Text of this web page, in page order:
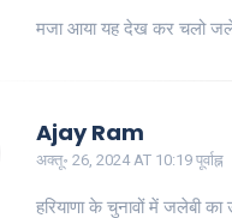
मजा आया यह देख कर चलो
Ajay Ram
अक्तू॰ 26, 2024 AT 10:19 पूर्वाह्न
हरियाणा के चुनावों में जलेबी